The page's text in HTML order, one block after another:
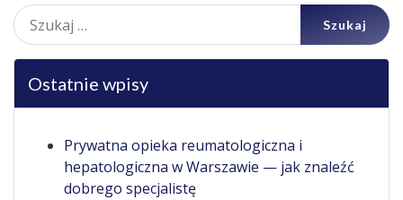
Szukaj:
Ostatnie wpisy
Prywatna opieka reumatologiczna i
hepatologiczna w Warszawie — jak znaleźć
dobrego specjalistę